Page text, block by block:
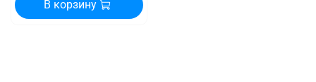
В корзину